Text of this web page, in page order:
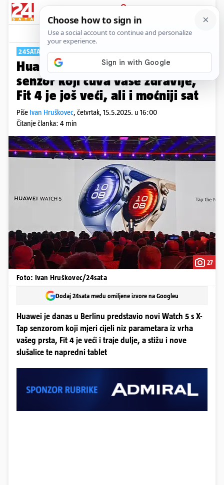
PRIJAVA
Tech Komentari
24SATA U BERLINU
Huawei Watch 5 dobio je novi
senzor koji čuva vaše zdravlje,
Fit 4 je još veći, ali i moćniji sat
Piše Ivan Hruškovec, četvrtak, 15.5.2025. u 16:00
Čitanje članka: 4 min
27
Foto: Ivan Hruškovec/24sata
Dodaj 24sata među omiljene izvore na Googleu
Huawei je danas u Berlinu predstavio novi Watch 5 s X-
Tap senzorom koji mjeri cijeli niz parametara iz vrha
vašeg prsta, Fit 4 je veći i traje dulje, a stižu i nove
slušalice te napredni tablet